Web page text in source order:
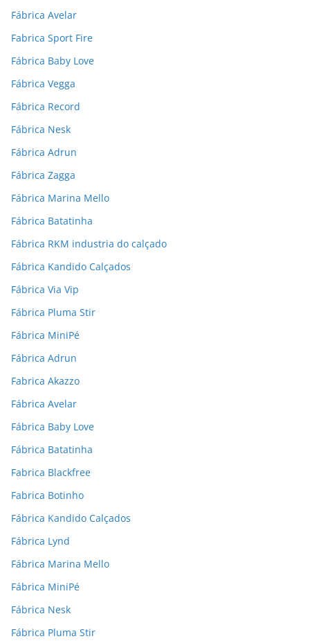
Fábrica Avelar
Fabrica Sport Fire
Fábrica Baby Love
Fábrica Vegga
Fábrica Record
Fábrica Nesk
Fábrica Adrun
Fábrica Zagga
Fábrica Marina Mello
Fábrica Batatinha
Fábrica RKM industria do calçado
Fábrica Kandido Calçados
Fábrica Via Vip
Fábrica Pluma Stir
Fábrica MiniPé
Fábrica Adrun
Fabrica Akazzo
Fábrica Avelar
Fábrica Baby Love
Fábrica Batatinha
Fabrica Blackfree
Fabrica Botinho
Fábrica Kandido Calçados
Fábrica Lynd
Fábrica Marina Mello
Fábrica MiniPé
Fábrica Nesk
Fábrica Pluma Stir